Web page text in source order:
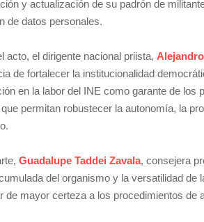
y actualización de su padrón de
de datos personales.
acto, el dirigente nacional priista,
de fortalecer la institucionalidad
en la labor del INE como garante de
permitan robustecer la autonomía, la
Guadalupe Taddei Zavala, consejera
del organismo y la versatilidad de
de mayor certeza a los procedimientos de